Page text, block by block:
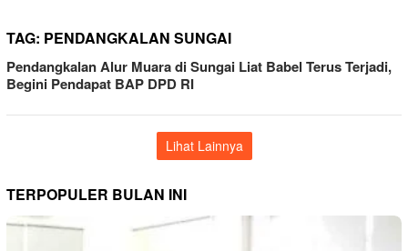
TAG: PENDANGKALAN SUNGAI
Pendangkalan Alur Muara di Sungai Liat Babel Terus Terjadi,
Begini Pendapat BAP DPD RI
Lihat Lainnya
TERPOPULER BULAN INI